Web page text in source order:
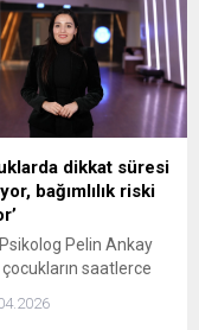
dikkat süresi
bağımlılık riski
Pelin Ankay
saatlerce
çılgınlığının,